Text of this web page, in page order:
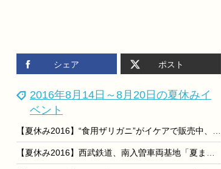
シェア ポスト
2016年8月14日～8月20日の夏休みイ
ベント
【夏休み2016】“食用ザリガニ”がイケアで販売中、1mの巨大パエリアも
【夏休み2016】西武鉄道、南入曽車両基地「夏まつり」8/20